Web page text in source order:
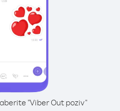
"Viber Out poziv"